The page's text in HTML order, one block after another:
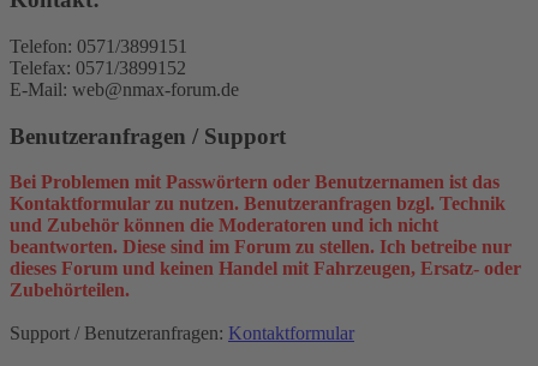
Telefon: 0571/3899151
Telefax: 0571/3899152
E-Mail: web@nmax-forum.de
Benutzeranfragen / Support
Bei Problemen mit Passwörtern oder Benutzernamen ist das
Kontaktformular zu nutzen. Benutzeranfragen bzgl. Technik
und Zubehör können die Moderatoren und ich nicht
beantworten. Diese sind im Forum zu stellen. Ich betreibe nur
dieses Forum und keinen Handel mit Fahrzeugen, Ersatz- oder
Zubehörteilen.
Support / Benutzeranfragen: Kontaktformular